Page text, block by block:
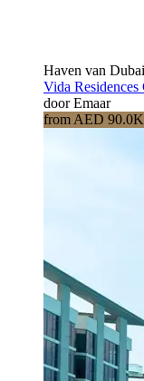
Haven van
Vida Residences
door Emaar
from AED 90.0K